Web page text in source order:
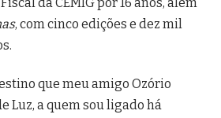
, com cinco edições e dez mil
que meu amigo Ozório
Luz, a quem sou ligado há